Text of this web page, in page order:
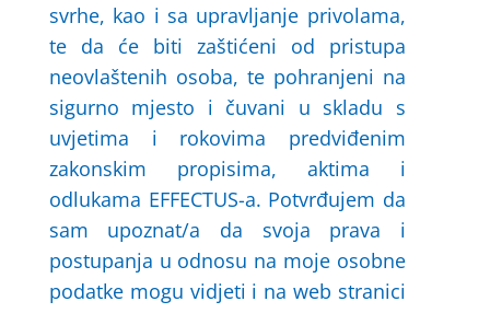
svrhe, kao i sa upravljanje privolama,
te da će biti zaštićeni od pristupa
neovlaštenih osoba, te pohranjeni na
sigurno mjesto i čuvani u skladu s
uvjetima i rokovima predviđenim
zakonskim propisima, aktima i
odlukama EFFECTUS-a. Potvrđujem da
sam upoznat/a da svoja prava i
postupanja u odnosu na moje osobne
podatke mogu vidjeti i na web stranici